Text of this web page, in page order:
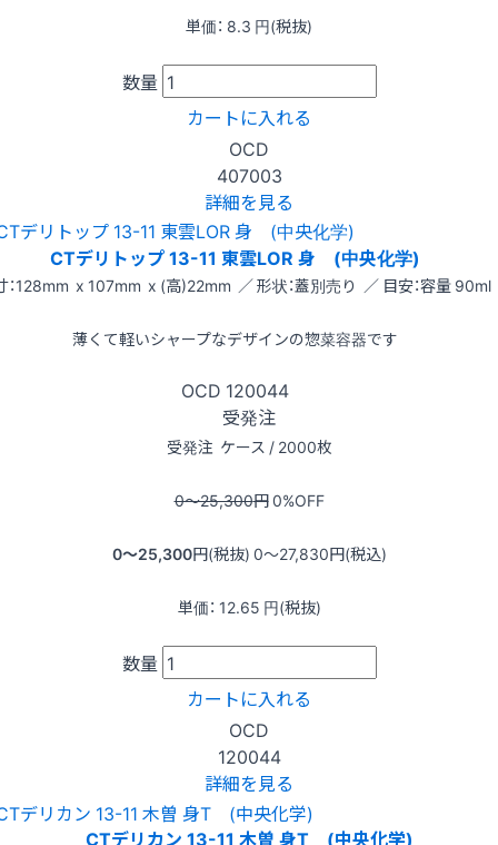
単価： 8.3 円(税抜)
数量
カートに入れる
OCD
407003
詳細を見る
CTデリトップ 13-11 東雲LOR 身 (中央化学)
：128mm x 107mm x (高)22mm ／ 形状：蓋別売り ／ 目安：容量 90ml
薄くて軽いシャープなデザインの惣菜容器です
OCD 120044
受発注
受発注 ケース / 2000枚
0〜25,300円0%OFF
0〜25,300円(税抜) 0〜27,830円(税込)
単価： 12.65 円(税抜)
数量
カートに入れる
OCD
120044
詳細を見る
CTデリカン 13-11 木曽 身T (中央化学)